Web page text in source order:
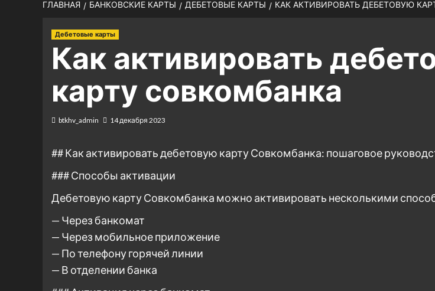
ГЛАВНАЯ БАНКОВСКИЕ КАРТЫ ДЕБЕТОВЫЕ КАРТЫ КАК АКТИВИРОВАТЬ ДЕБЕТОВУЮ
Дебетовые карты
Как активировать
карту совкомбанка
btkhv_admin 14 декабря 2023
## Как активировать дебетовую карту Совкомбанка: пошаговое
### Способы активации
Дебетовую карту Совкомбанка можно активировать несколькими
— Через банкомат
— Через мобильное приложение
— По телефону горячей линии
— В отделении банка